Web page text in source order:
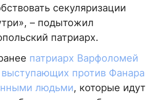
секуляризации
– подытожил
патриарх.
патриарх Варфоломей
выступающих против Фанара
людьми, которые идут